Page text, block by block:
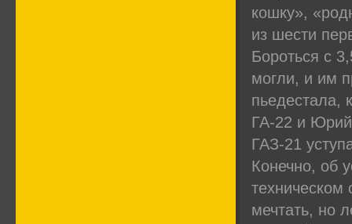
кошку»,
из шести
Бороться с
могли, и им
пьедестала,
ГА-22 и
ГАЗ-21
Конечно, об
техническом
мечтать, но